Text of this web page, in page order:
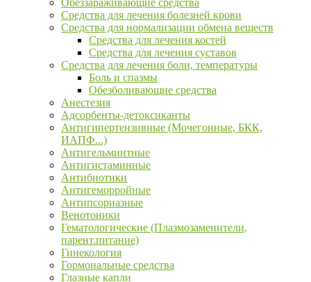
Обеззараживающие средства
Средства для лечения болезней крови
Средства для нормализации обмена веществ
Средства для лечения костей
Средства для лечения суставов
Средства для лечения боли, температуры
Боль и спазмы
Обезболивающие средства
Анестезия
Адсорбенты-детоксиканты
Антигипертензивные (Мочегонные, БКК,
ИАПФ...)
Антигельминтные
Антигистаминные
Антибиотики
Антигеморройные
Антипсориазные
Венотоники
Гематологические (Плазмозаменители,
парент.питание)
Гинекология
Гормональные средства
Глазные капли